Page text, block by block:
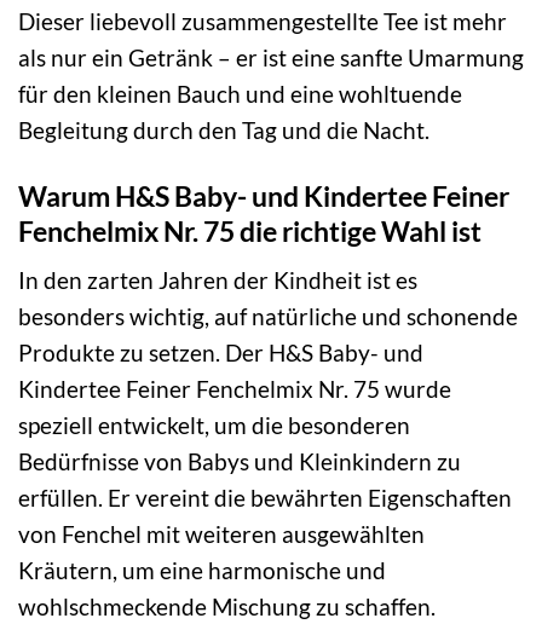
Dieser liebevoll zusammengestellte Tee ist mehr
als nur ein Getränk – er ist eine sanfte Umarmung
für den kleinen Bauch und eine wohltuende
Begleitung durch den Tag und die Nacht.
Warum H&S Baby- und Kindertee Feiner
Fenchelmix Nr. 75 die richtige Wahl ist
In den zarten Jahren der Kindheit ist es
besonders wichtig, auf natürliche und schonende
Produkte zu setzen. Der H&S Baby- und
Kindertee Feiner Fenchelmix Nr. 75 wurde
speziell entwickelt, um die besonderen
Bedürfnisse von Babys und Kleinkindern zu
erfüllen. Er vereint die bewährten Eigenschaften
von Fenchel mit weiteren ausgewählten
Kräutern, um eine harmonische und
wohlschmeckende Mischung zu schaffen.